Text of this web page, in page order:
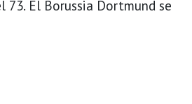
El Borussia Dortmund se